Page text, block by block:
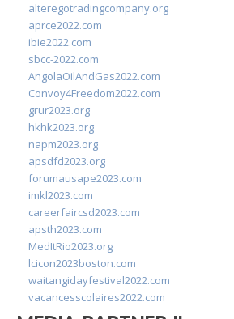
alteregotradingcompany.org
aprce2022.com
ibie2022.com
sbcc-2022.com
AngolaOilAndGas2022.com
Convoy4Freedom2022.com
grur2023.org
hkhk2023.org
napm2023.org
apsdfd2023.org
forumausape2023.com
imkl2023.com
careerfaircsd2023.com
apsth2023.com
MedItRio2023.org
lcicon2023boston.com
waitangidayfestival2022.com
vacancesscolaires2022.com